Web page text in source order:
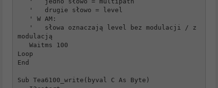
modulacją
Loop
End
Sub Tea6100_write(byval C As Byte)